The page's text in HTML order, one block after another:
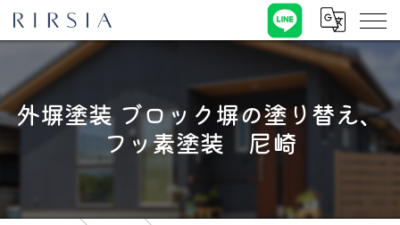
外塀塗装 ブロック塀の塗り替え、
フッ素塗装 尼崎